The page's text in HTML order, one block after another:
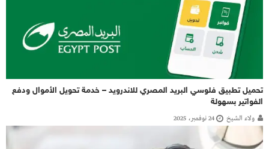
تحميل تطبيق فلوسي البريد المصري للاندرويد – خدمة تحويل الأموال ودفع
الفواتير بسهولة
ولاء الشيخ 24 نوفمبر، 2025